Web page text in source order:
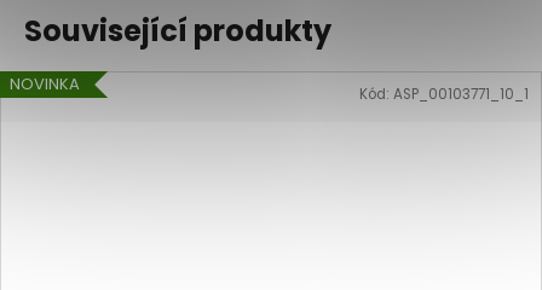
Související produkty
NOVINKA Kód: ASP_00103771_10_1